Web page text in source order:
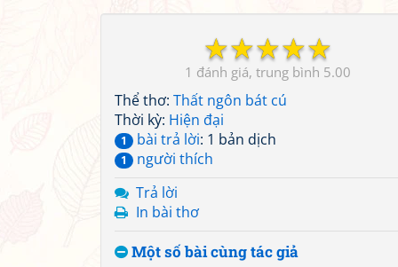
☆
☆
☆
☆
☆
1 5.00
Thể thơ: Thất ngôn bát cú
Thời kỳ: Hiện đại
1 bài trả lời: 1 bản dịch
1
người thích
Trả lời
In bài thơ
Một số bài cùng tác giả